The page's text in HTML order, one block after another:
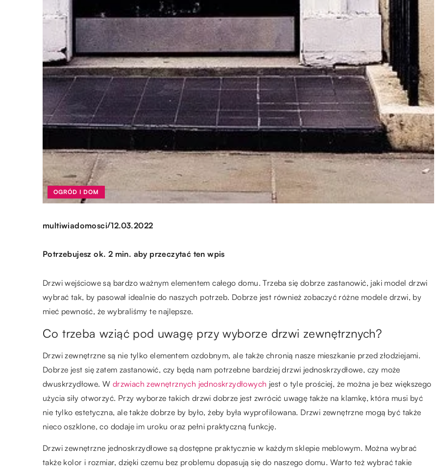
OGRÓD I DOM
multiwiadomosci/12.03.2022
Potrzebujesz ok. 2 min. aby przeczytać ten wpis
Drzwi wejściowe są bardzo ważnym elementem całego domu. Trzeba się dobrze zastanowić, jaki model drzwi
wybrać tak, by pasował idealnie do naszych potrzeb. Dobrze jest również zobaczyć różne modele drzwi, by
mieć pewność, że wybraliśmy te najlepsze.
Co trzeba wziąć pod uwagę przy wyborze drzwi zewnętrznych?
Drzwi zewnętrzne są nie tylko elementem ozdobnym, ale także chronią nasze mieszkanie przed złodziejami.
Dobrze jest się zatem zastanowić, czy będą nam potrzebne bardziej drzwi jednoskrzydłowe, czy może
dwuskrzydłowe. W drzwiach zewnętrznych jednoskrzydłowych jest o tyle prościej, że można je bez większego
użycia siły otworzyć. Przy wyborze takich drzwi dobrze jest zwrócić uwagę także na klamkę, która musi być
nie tylko estetyczna, ale także dobrze by było, żeby była wyprofilowana. Drzwi zewnętrzne mogą być także
nieco oszklone, co dodaje im uroku oraz pełni praktyczną funkcję.
Drzwi zewnętrzne jednoskrzydłowe są dostępne praktycznie w każdym sklepie meblowym. Można wybrać
także kolor i rozmiar, dzięki czemu bez problemu dopasują się do naszego domu. Warto też wybrać takie